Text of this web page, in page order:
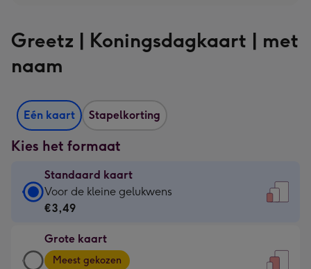
Greetz | Koningsdagkaart | met
naam
Eén kaart Stapelkorting
Kies het formaat
Standaard kaart
Standaard
kaart
€3,49
-
Voor de kleine gelukwens
€3,49
Grote kaart
Grote
Meest gekozen